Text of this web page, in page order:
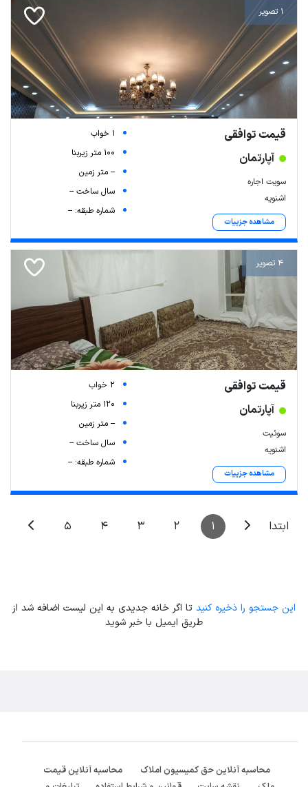
1 تصویر
قیمت توافقی
آپارتمان
سویت اجاره
اشنویه
مشاهده جزییات
1 خواب
100 متر زیربنا
-- متر زمین
سال ساخت --
شماره طبقه: --
4 تصویر
قیمت توافقی
آپارتمان
سوئیت
اشنویه
مشاهده جزییات
2 خواب
120 متر زیربنا
-- متر زمین
سال ساخت --
شماره طبقه: --
ابتدا 1
2
3
4
5
این جستجو را ذخیره کنید تا اگر خانه جدیدی به این لیست اضافه شد از
طریق ایمیل با خبر شوید
محاسبه آنلاین حق کمیسیون املاک
محاسبه آنلاین قیمت